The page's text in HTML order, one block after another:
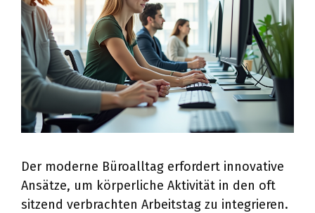
Der moderne Büroalltag erfordert innovative
Ansätze, um körperliche Aktivität in den oft
sitzend verbrachten Arbeitstag zu integrieren.